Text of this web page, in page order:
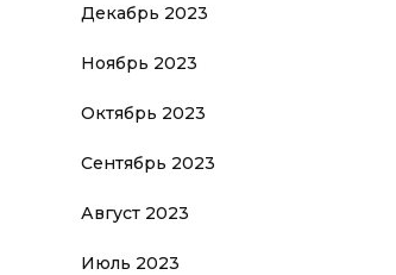
Декабрь 2023
Ноябрь 2023
Октябрь 2023
Сентябрь 2023
Август 2023
Июль 2023